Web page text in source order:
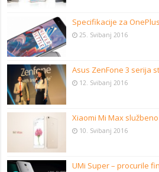
Specifikacije za
25. Svibanj 2016
Asus ZenFone 3 serija
12. Svibanj 2016
Xiaomi Mi Max
10. Svibanj 2016
UMi Super – procurile